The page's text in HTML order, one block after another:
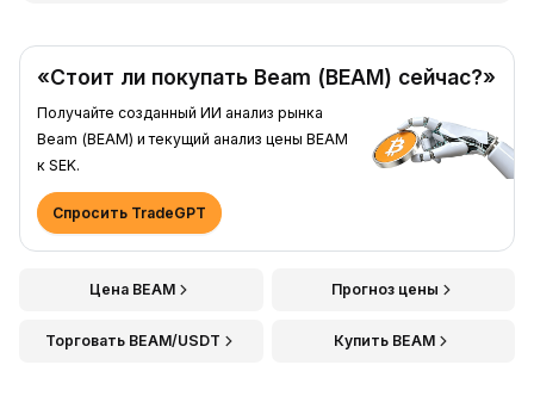
«Стоит ли покупать Beam (BEAM) сейчас?»
Получайте созданный ИИ анализ рынка
Beam (BEAM) и текущий анализ цены BEAM
к SEK.
Спросить TradeGPT
Цена BEAM Прогноз цены
Торговать BEAM/USDT Купить BEAM